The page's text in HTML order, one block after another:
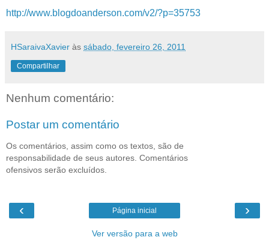
http://www.blogdoanderson.com/v2/?p=35753
HSaraivaXavier às sábado, fevereiro 26, 2011
Compartilhar
Nenhum comentário:
Postar um comentário
Os comentários, assim como os textos, são de
responsabilidade de seus autores. Comentários
ofensivos serão excluídos.
‹ ›
Página inicial
Ver versão para a web